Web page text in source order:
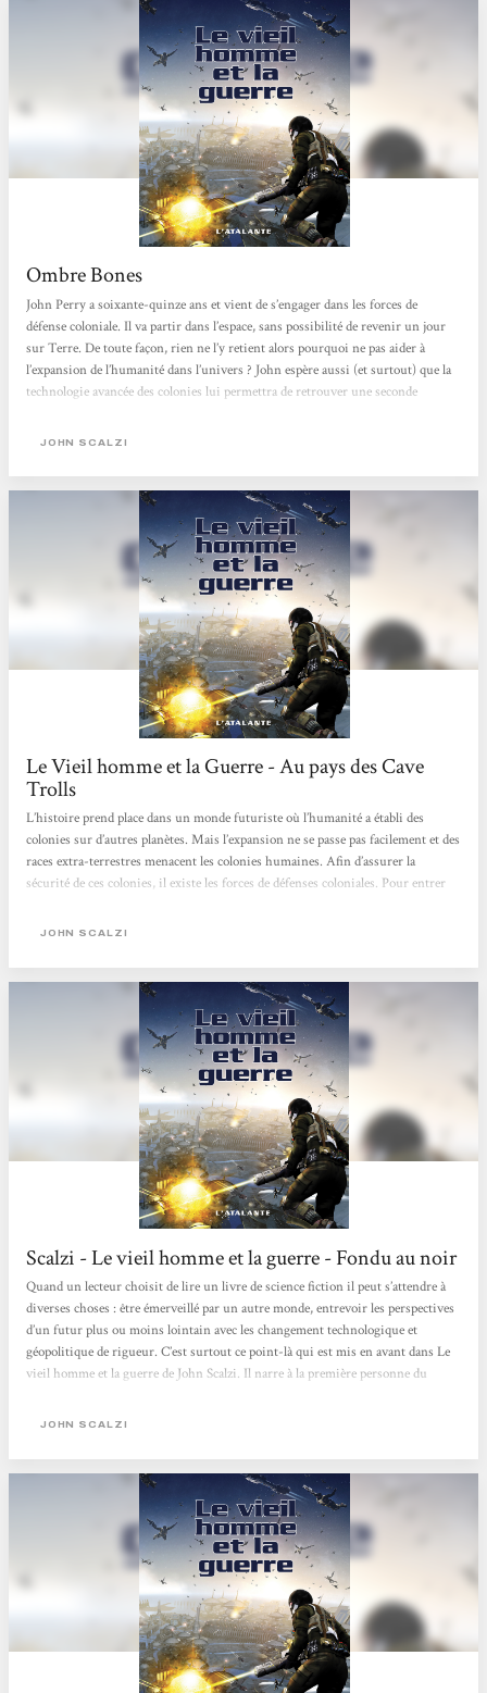
Ombre Bones
John Perry a soixante-quinze ans et vient de s’engager dans les forces de
défense coloniale. Il va partir dans l’espace, sans possibilité de revenir un jour
sur Terre. De toute façon, rien ne l’y retient alors pourquoi ne pas aider à
l’expansion de l’humanité dans l’univers ? John espère aussi (et surtout) que la
technologie avancée des colonies lui permettra de retrouver une seconde
suivre un protagoniste du quatrième âge. Pourquoi l’armée recruterait-elle...
JOHN SCALZI
Le Vieil homme et la Guerre - Au pays des Cave
Trolls
L’histoire prend place dans un monde futuriste où l’humanité a établi des
colonies sur d’autres planètes. Mais l’expansion ne se passe pas facilement et des
races extra-terrestres menacent les colonies humaines. Afin d’assurer la
sécurité de ces colonies, il existe les forces de défenses coloniales. Pour entrer
étrange voire absurde. Et pourtant, il y a une logique: l’expérience des
technologie et une nouvelle existence...
JOHN SCALZI
Scalzi - Le vieil homme et la guerre - Fondu au noir
Quand un lecteur choisit de lire un livre de science fiction il peut s’attendre à
diverses choses : être émerveillé par un autre monde, entrevoir les perspectives
d’un futur plus ou moins lointain avec les changement technologique et
géopolitique de rigueur. C’est surtout ce point-là qui est mis en avant dans Le
vieil homme et la guerre de John Scalzi. Il narre à la première personne du
la pérennité de la race humaine dans l’espace, en écrasant toutes formes hostiles
JOHN SCALZI